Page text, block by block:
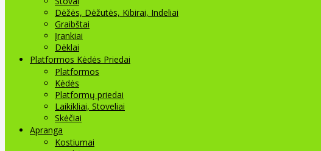
Dėžės, Dėžutės, Kibirai, Indeliai
Graibštai
Įrankiai
Dėklai
Platformos Kėdės Priedai
Platformos
Kėdės
Platformų priedai
Laikikliai, Stoveliai
Skėčiai
Apranga
Kostiumai